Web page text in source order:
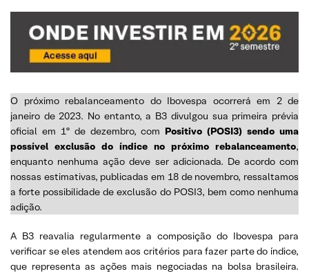
O próximo rebalanceamento do Ibovespa ocorrerá em 2 de
janeiro de 2023. No entanto, a B3 divulgou sua primeira prévia
oficial em 1º de dezembro, com Positivo (POSI3) sendo uma
possível exclusão do índice no próximo rebalanceamento,
enquanto nenhuma ação deve ser adicionada. De acordo com
nossas estimativas, publicadas em 18 de novembro, ressaltamos
a forte possibilidade de exclusão do POSI3, bem como nenhuma
adição.
A B3 reavalia regularmente a composição do Ibovespa para
verificar se eles atendem aos critérios para fazer parte do índice,
que representa as ações mais negociadas na bolsa brasileira.